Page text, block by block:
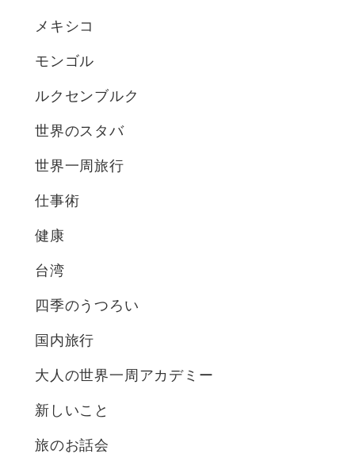
メキシコ
モンゴル
ルクセンブルク
世界のスタバ
世界一周旅行
仕事術
健康
台湾
四季のうつろい
国内旅行
大人の世界一周アカデミー
新しいこと
旅のお話会